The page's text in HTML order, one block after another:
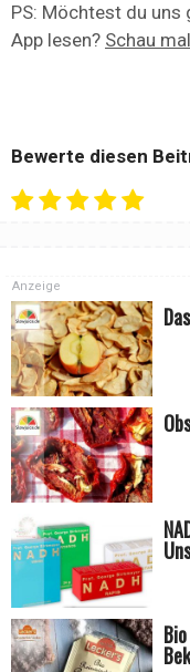
PS: Möchtest du
App lesen? Schau
Bewerte diesen
Anzeige